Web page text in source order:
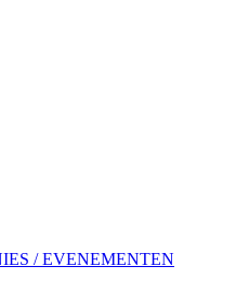
/ EVENEMENTEN